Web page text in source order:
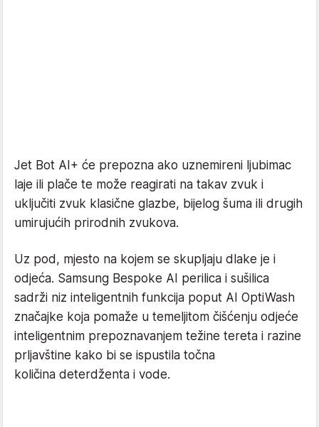
Jet Bot AI+ će prepozna ako uznemireni ljubimac
laje ili plače te može reagirati na takav zvuk i
uključiti zvuk klasične glazbe, bijelog šuma ili drugih
umirujućih prirodnih zvukova.
Uz pod, mjesto na kojem se skupljaju dlake je i
odjeća. Samsung Bespoke AI perilica i sušilica
sadrži niz inteligentnih funkcija poput AI OptiWash
značajke koja pomaže u temeljitom čišćenju odjeće
inteligentnim prepoznavanjem težine tereta i razine
prljavštine kako bi se ispustila točna
količina deterdženta i vode.